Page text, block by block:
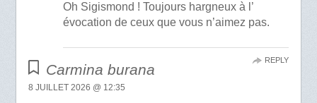
Oh Sigismond ! Toujours hargneux à l’
évocation de ceux que vous n’aimez pas.
Carmina burana
8 JUILLET 2026 @ 12:35
REPLY